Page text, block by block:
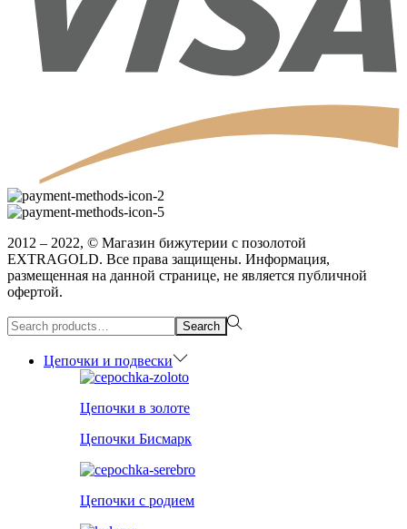
2012 – 2022, © Магазин бижутерии с позолотой
EXTRAGOLD. Все права защищены. Информация,
размещенная на данной странице, не является публичной
офертой.
Search
for:>
Search
Цепочки и подвески
Цепочки в золоте
Цепочки Бисмарк
Цепочки с родием